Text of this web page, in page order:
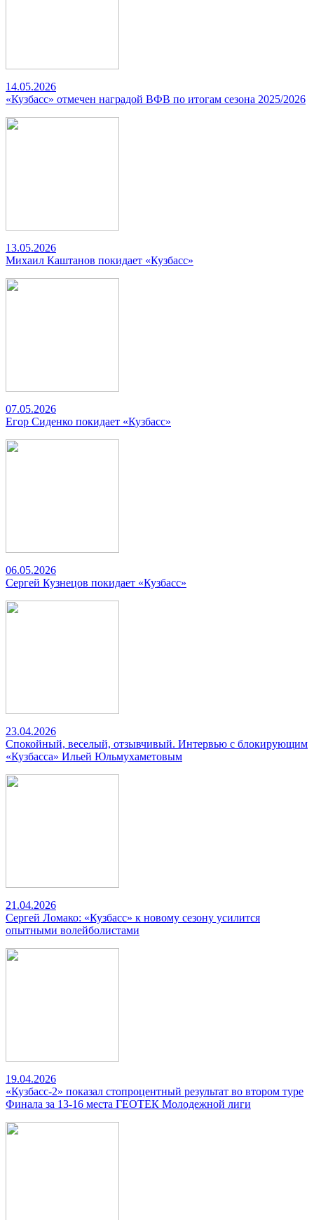
14.05.2026
«Кузбасс» отмечен наградой ВФВ по итогам сезона 2025/2026
13.05.2026
Михаил Каштанов покидает «Кузбасс»
07.05.2026
Егор Сиденко покидает «Кузбасс»
06.05.2026
Сергей Кузнецов покидает «Кузбасс»
23.04.2026
Спокойный, веселый, отзывчивый. Интервью с блокирующим
«Кузбасса» Ильей Юльмухаметовым
21.04.2026
Сергей Ломако: «Кузбасс» к новому сезону усилится
опытными волейболистами
19.04.2026
«Кузбасс-2» показал стопроцентный результат во втором туре
Финала за 13-16 места ГЕОТЕК Молодежной лиги